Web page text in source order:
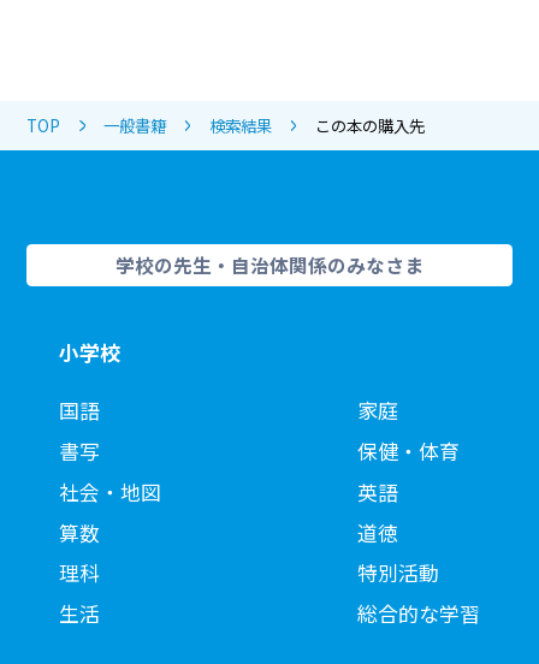
TOP 一般書籍 検索結果 この本の購入先
学校の先生・自治体関係のみなさま
小学校
国語
書写
社会・地図
算数
理科
生活
家庭
保健・体育
英語
道徳
特別活動
総合的な学習